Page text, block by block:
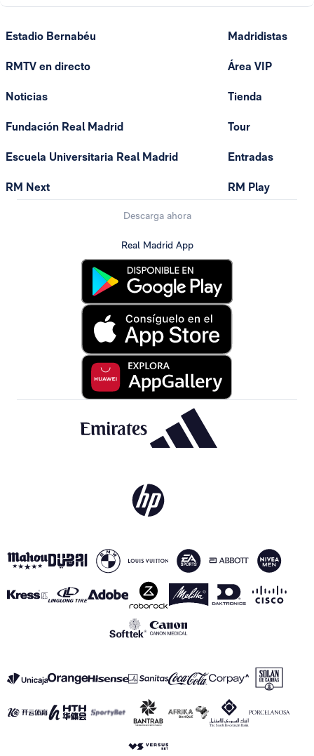
Estadio Bernabéu
RMTV en directo
Noticias
Fundación Real Madrid
Escuela Universitaria Real Madrid
RM Next
Madridistas
Área VIP
Tienda
Tour
Entradas
RM Play
Descarga ahora
Real Madrid App